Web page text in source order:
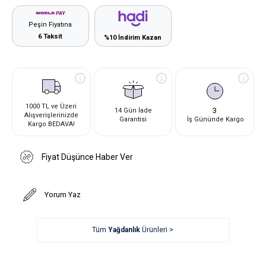
Peşin Fiyatına
6 Taksit
%10 İndirim Kazan
1000 TL ve Üzeri
Alışverişlerinizde
Kargo BEDAVA!
14 Gün İade
Garantisi
3
İş Gününde Kargo
Fiyat Düşünce Haber Ver
Yorum Yaz
TümYağdanlık Ürünleri >